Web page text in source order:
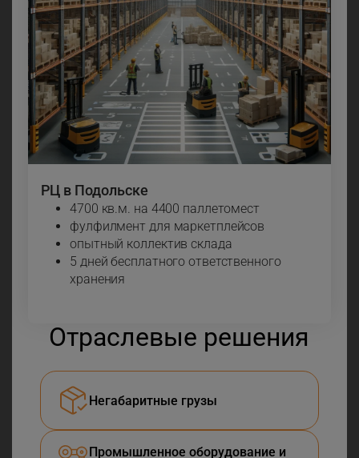
РЦ в Подольске
4700 кв.м. на 4400 паллетомест
фулфилмент для маркетплейсов
опытный коллектив склада
5 дней бесплатного ответственного
хранения
Отраслевые решения
Негабаритные грузы
Промышленное оборудование и